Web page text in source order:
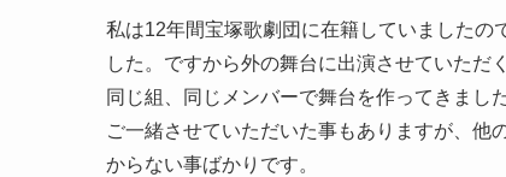
私は12年間宝塚歌劇団に在籍していましたの
した。ですから外の舞台に出演させていただ
同じ組、同じメンバーで舞台を作ってきまし
ご一緒させていただいた事もありますが、他
からない事ばかりです。